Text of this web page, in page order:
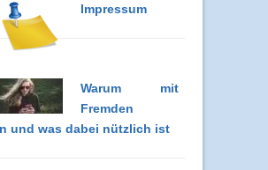
Impressum
Warum mit
Fremden
und was dabei nützlich ist